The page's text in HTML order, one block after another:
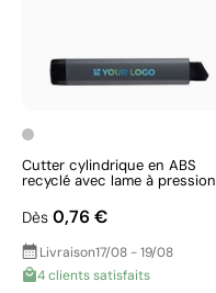
Cutter cylindrique en ABS
recyclé avec lame à pression
Dès 0,76 €
Livraison17/08 - 19/08
4 clients satisfaits